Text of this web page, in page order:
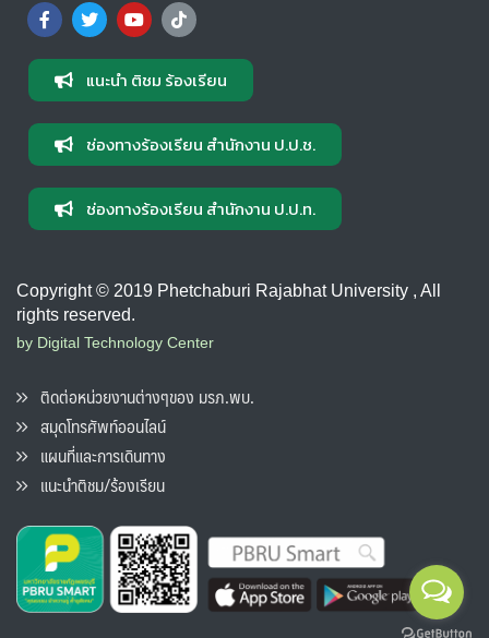
แนะนำ ติชม ร้องเรียน
ช่องทางร้องเรียน สำนักงาน ป.ป.ช.
ช่องทางร้องเรียน สำนักงาน ป.ป.ท.
Copyright © 2019 Phetchaburi Rajabhat University , All
rights reserved.
by Digital Technology Center
ติดต่อหน่วยงานต่างๆของ มรภ.พบ.
สมุดโทรศัพท์ออนไลน์
แผนที่และการเดินทาง
แนะนำติชม/ร้องเรียน